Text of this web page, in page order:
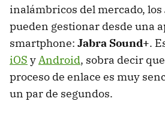
inalámbricos del mercado, los
pueden gestionar desde una
smartphone: Jabra Sound+.
iOS y Android, sobra decir
proceso de enlace es muy
un par de segundos.